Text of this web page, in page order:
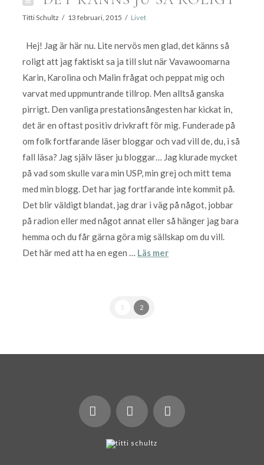
Titti Schultz 13 februari, 2015 Livet
Hej! Jag är här nu. Lite nervös men glad, det känns så
roligt att jag faktiskt sa ja till slut när Vavawoomarna
Karin, Karolina och Malin frågat och peppat mig och
varvat med uppmuntrande tillrop. Men alltså ganska
pirrigt. Den vanliga prestationsångesten har kickat in,
det är en oftast positiv drivkraft för mig. Funderade på
om folk fortfarande läser bloggar och vad vill de, du, i så
fall läsa? Jag själv läser ju bloggar… Jag klurade mycket
på vad som skulle vara min USP, min grej och mitt tema
med min blogg. Det har jag fortfarande inte kommit på.
Det blir väldigt blandat, jag drar i väg på något, jobbar
på radion eller med något annat eller så hänger jag bara
hemma och du får gärna göra mig sällskap om du vill.
Det här med att ha en egen … Läs mer
1 2
LinkedIn